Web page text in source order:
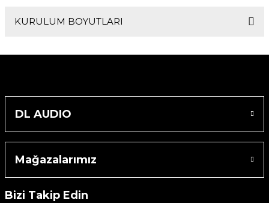
KURULUM BOYUTLARI
Montaj Deliği Çapı
DL AUDIO
Mağazalarımız
Bizi Takip Edin